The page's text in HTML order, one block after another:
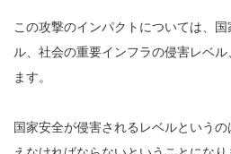
この攻撃のインパクトについては、
ル、社会の重要インフラの侵害レベ
ます。
国家安全が侵害されるレベルという